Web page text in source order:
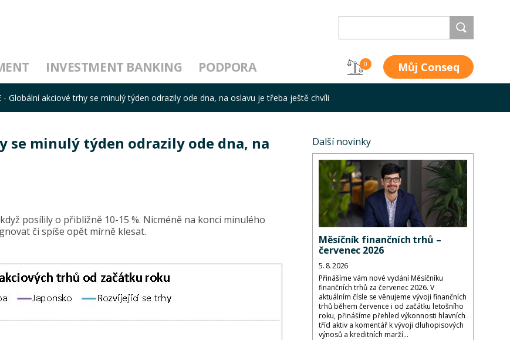
INVESTMENT BANKING PODPORA 0 Můj Conseq
- Globální akciové trhy se minulý týden odrazily ode dna, na oslavu je třeba ještě chvíli
se minulý týden odrazily ode dna, na
posílily o přibližně 10-15 %. Nicméně na konci minulého
či spíše opět mírně klesat.
Další novinky
Měsíčník finančních trhů –
červenec 2026
5. 8. 2026
Přinášíme vám nové vydání Měsíčníku
finančních trhů za červenec 2026. V
aktuálním čísle se věnujeme vývoji finančních
trhů během července i od začátku letošního
roku, přinášíme přehled výkonnosti hlavních
tříd aktiv a komentář k vývoji dluhopisových
výnosů a kreditních marží...